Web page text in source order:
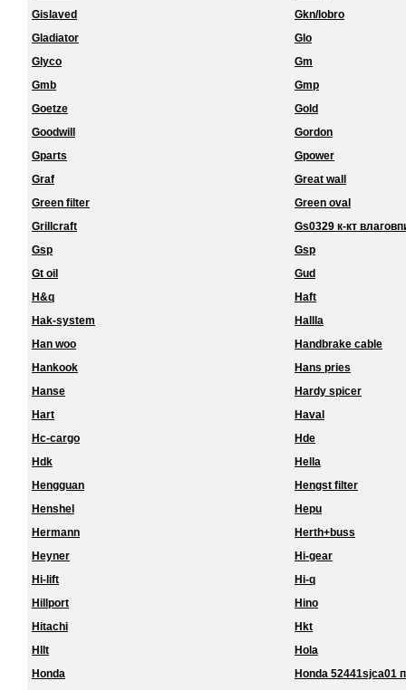
Gislaved
Gkn/lobro
Gladiator
Glo
Glyco
Gm
Gmb
Gmp
Goetze
Gold
Goodwill
Gordon
Gparts
Gpower
Graf
Great wall
Green filter
Green oval
Grillcraft
Gs0329 к-кт
Gsp
Gsp
Gt oil
Gud
H&q
Haft
Hak-system
Hallla
Han woo
Handbrake cable
Hankook
Hans pries
Hanse
Hardy spicer
Hart
Haval
Hc-cargo
Hde
Hdk
Hella
Hengguan
Hengst filter
Henshel
Hepu
Hermann
Herth+buss
Heyner
Hi-gear
Hi-lift
Hi-q
Hillport
Hino
Hitachi
Hkt
Hllt
Hola
Honda
Honda 52441sjca01